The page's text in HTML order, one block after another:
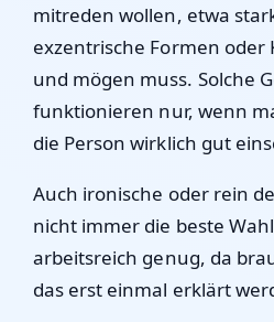
mitreden wollen, etwa
exzentrische Formen
und mögen muss. Solche
funktionieren nur, wenn
die Person wirklich gut
Auch ironische oder rein
nicht immer die beste
arbeitsreich genug, da
das erst einmal erklärt